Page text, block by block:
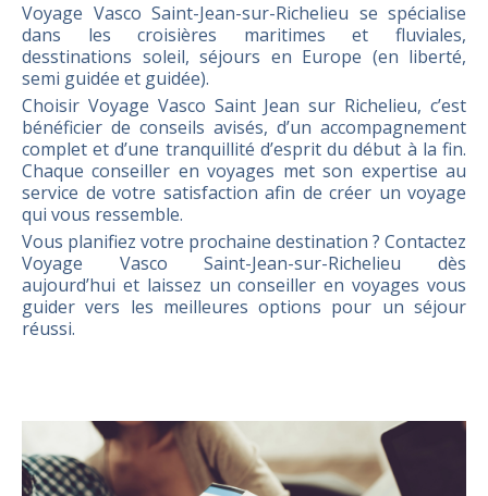
Voyage Vasco Saint-Jean-sur-Richelieu se spécialise
dans les croisières maritimes et fluviales,
desstinations soleil, séjours en Europe (en liberté,
semi guidée et guidée).
Choisir Voyage Vasco Saint Jean sur Richelieu, c’est
bénéficier de conseils avisés, d’un accompagnement
complet et d’une tranquillité d’esprit du début à la fin.
Chaque conseiller en voyages met son expertise au
service de votre satisfaction afin de créer un voyage
qui vous ressemble.
Vous planifiez votre prochaine destination ? Contactez
Voyage Vasco Saint-Jean-sur-Richelieu dès
aujourd’hui et laissez un conseiller en voyages vous
guider vers les meilleures options pour un séjour
réussi.